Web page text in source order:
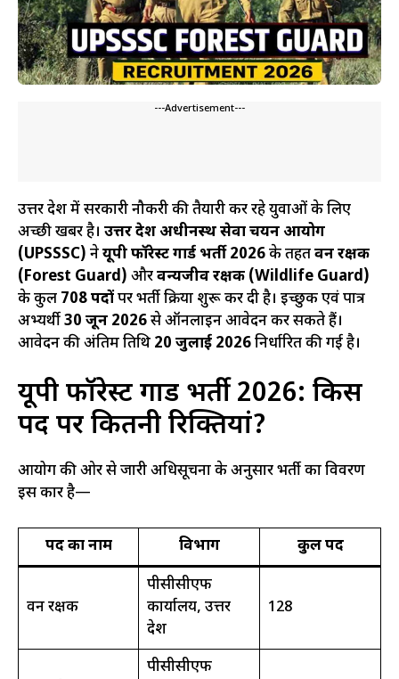
---Advertisement---
उत्तर प्रदेश में सरकारी नौकरी की तैयारी कर रहे युवाओं के लिए
अच्छी खबर है। उत्तर प्रदेश अधीनस्थ सेवा चयन आयोग
(UPSSSC) नेयूपी फॉरेस्ट गार्ड भर्ती 2026के तहतवन रक्षक
(Forest Guard) औरवन्यजीव रक्षक (Wildlife Guard)
के कुल 708 पदोंपर भर्ती प्रक्रिया शुरू कर दी है। इच्छुक एवं पात्र
अभ्यर्थी30 जून 2026से ऑनलाइन आवेदन कर सकते हैं।
आवेदन की अंतिम तिथि 20 जुलाई 2026निर्धारित की गई है।
यूपी फॉरेस्ट गार्ड भर्ती 2026: किस
पद पर कितनी रिक्तियां?
आयोग की ओर से जारी अधिसूचना के अनुसार भर्ती का विवरण
इस प्रकार है—
पद का नाम विभाग कुल पद
वन रक्षक
पीसीसीएफ
कार्यालय, उत्तर
प्रदेश
128
पीसीसीएफ